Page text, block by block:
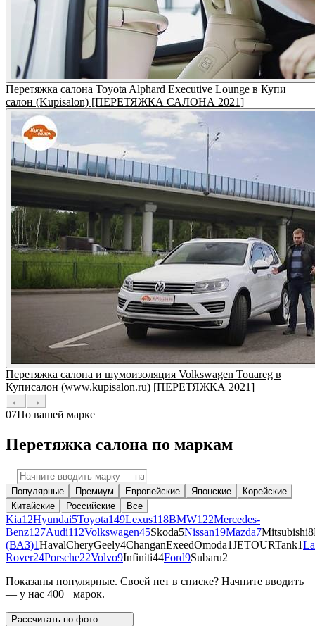
Перетяжка салона Toyota Alphard Executive Lounge в Купи
салон (Kupisalon) [ПЕРЕТЯЖКА САЛОНА 2021]
Перетяжка салона и шумоизоляция Volkswagen Touareg в
Куписалон (www.kupisalon.ru) [ПЕРЕТЯЖКА 2021]
← →
07По вашей марке
Перетяжка салона по маркам
Популярные Премиум Европейские Японские
Корейские
Китайские
Российские Все
Kia12Hyundai5Toyota149Lexus118BMW122Mercedes-
Benz127Audi112Volkswagen45Skoda5Nissan19Mazda7Mitsubishi8
(ВАЗ)1HavalCheryGeely4ChanganExeedOmoda1JETOURTank1
Rover24Porsche22Volvo9Infiniti44Ford9Subaru2
Показаны популярные. Своей нет в списке? Начните вводить
— у нас 400+ марок.
Рассчитать по фото